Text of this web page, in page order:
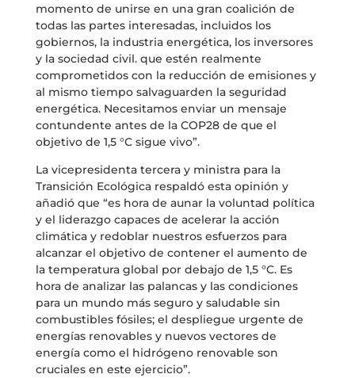
momento de unirse en una gran coalición de
todas las partes interesadas, incluidos los
gobiernos, la industria energética, los inversores
y la sociedad civil. que estén realmente
comprometidos con la reducción de emisiones y
al mismo tiempo salvaguarden la seguridad
energética. Necesitamos enviar un mensaje
contundente antes de la COP28 de que el
objetivo de 1,5 °C sigue vivo”.
La vicepresidenta tercera y ministra para la
Transición Ecológica respaldó esta opinión y
añadió que “es hora de aunar la voluntad política
y el liderazgo capaces de acelerar la acción
climática y redoblar nuestros esfuerzos para
alcanzar el objetivo de contener el aumento de
la temperatura global por debajo de 1,5 °C. Es
hora de analizar las palancas y las condiciones
para un mundo más seguro y saludable sin
combustibles fósiles; el despliegue urgente de
energías renovables y nuevos vectores de
energía como el hidrógeno renovable son
cruciales en este ejercicio”.